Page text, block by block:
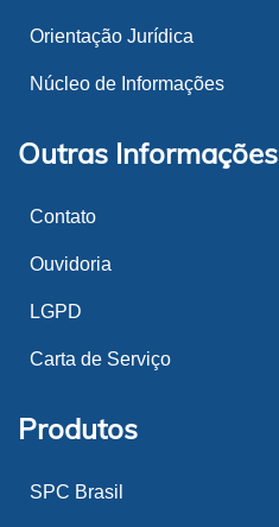
Orientação Jurídica
Núcleo de Informações
Outras Informações
Contato
Ouvidoria
LGPD
Carta de Serviço
Produtos
SPC Brasil